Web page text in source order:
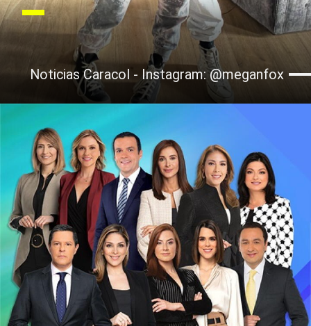
Noticias Caracol - Instagram: @meganfox